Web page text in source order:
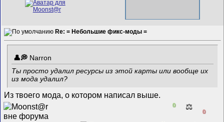
Re: = Небольшие фикс-моды =
Narron
Ты просто удалил ресурсы из этой карты или вообще их
из мода удалил?
Из твоего мода, о котором написал выше.
0 ⚖️
0